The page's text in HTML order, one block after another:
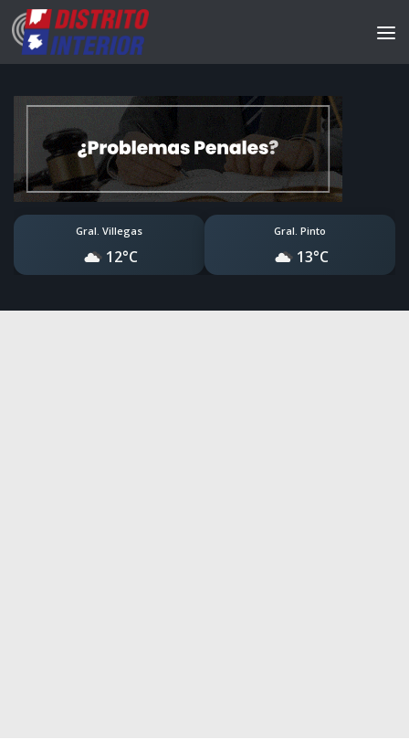
Gral. Villegas
12°C
Gral. Pinto
13°C